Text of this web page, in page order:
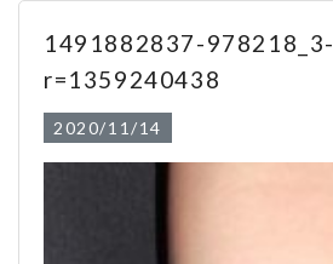
1491882837-978218_3-
r=1359240438
2020/11/14